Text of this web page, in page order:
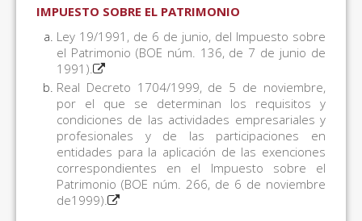
IMPUESTO SOBRE EL PATRIMONIO
Ley 19/1991, de 6 de junio, del Impuesto sobre
el Patrimonio (BOE núm. 136, de 7 de junio de
1991).
Real Decreto 1704/1999, de 5 de noviembre,
por el que se determinan los requisitos y
condiciones de las actividades empresariales y
profesionales y de las participaciones en
entidades para la aplicación de las exenciones
correspondientes en el Impuesto sobre el
Patrimonio (BOE núm. 266, de 6 de noviembre
de1999).